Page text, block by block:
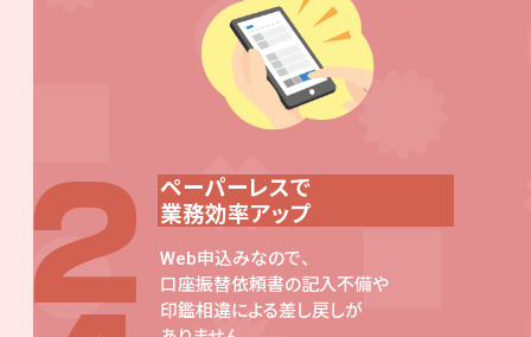
ペーパーレスで
業務効率アップ
Web申込みなので、
口座振替依頼書の記入不備や
印鑑相違による差し戻しが